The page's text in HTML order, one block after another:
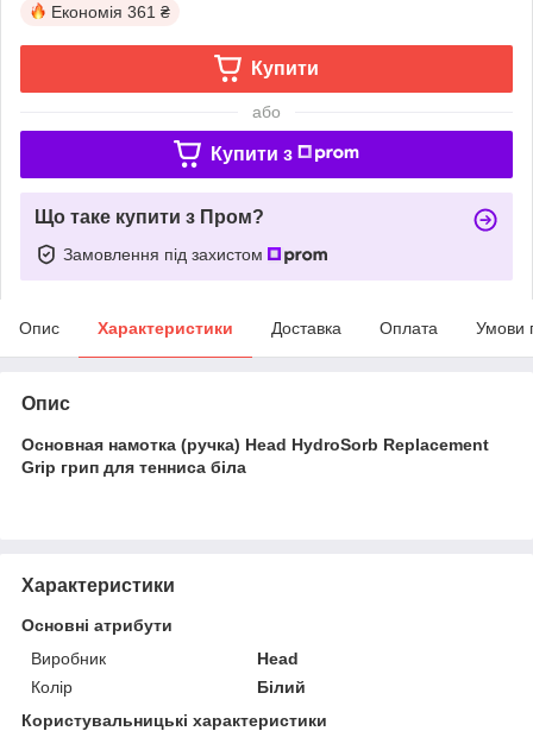
Економія 361 ₴
Купити
або
Купити з
Що таке купити з Пром?
Замовлення під захистом
Опис Характеристики Доставка Оплата Умови
Опис
Основная намотка (ручка) Head HydroSorb Replacement
Grip грип для тенниса біла
Характеристики
Основні атрибути
Виробник
Head
Колір
Білий
Користувальницькі характеристики